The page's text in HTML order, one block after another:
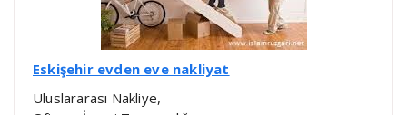
Eskişehir evden eve nakliyat
Uluslararası Nakliye,